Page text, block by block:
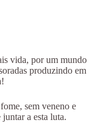
vida, por um mundo
produzindo em
sem veneno e
a esta luta.